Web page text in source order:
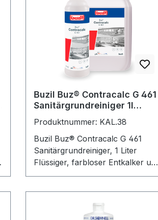
Buzil Buz® Contracalc G 461
Sanitärgrundreiniger 1l
Produktnummer: KAL.38
Buzil Buz® Contracalc G 461
Sanitärgrundreiniger, 1 Liter
Flüssiger, farbloser Entkalker und
Sanitärgrundreiniger auf
Lebensmittelbereich,